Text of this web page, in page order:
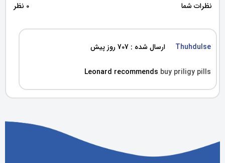
نظرات شما 0 نظر
Thuhdulse ارسال شده : 707 روز پیش
Leonard recommends buy priligy pills